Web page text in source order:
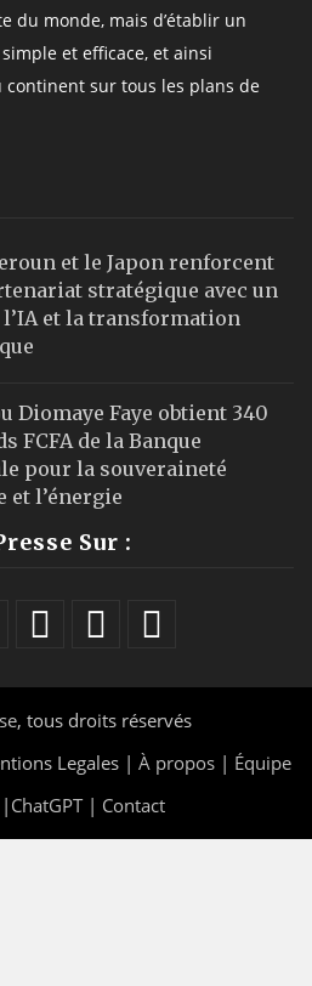
du monde, mais d’établir un
et efficace, et ainsi
sur tous les plans de
et le Japon renforcent
stratégique avec un
l’IA et la transformation
Diomaye Faye obtient 340
FCFA de la Banque
pour la souveraineté
et l’énergie
Sur :
, tous droits réservés
Legales | À propos | Équipe
ChatGPT| Contact